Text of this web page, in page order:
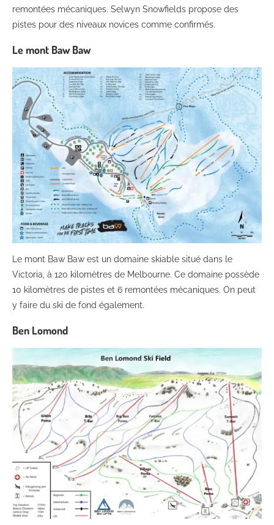
remontées mécaniques. Selwyn Snowfields propose des
pistes pour des niveaux novices comme confirmés.
Le mont Baw Baw
Le mont Baw Baw est un domaine skiable situé dans le
Victoria, à 120 kilomètres de Melbourne. Ce domaine possède
10 kilomètres de pistes et 6 remontées mécaniques. On peut
y faire du ski de fond également.
Ben Lomond